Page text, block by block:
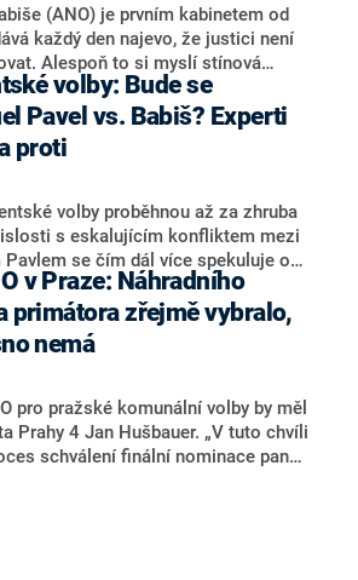
kohokoliv ze zmíněné trojice
Podle něj současná koalice dosud
by Pavlovi mohla konkurovat.
(ANO) je prvním kabinetem od
každý den najevo, že justici není
Alespoň to si myslí stínová
ODS Eva Decroix. V
Prima NEWS si nebrala servítky
výkonu svého nástupce Jeronýma
vládní zmocněnkyně pro lidská
(ANO). Označením „svoloč“ na
byla ještě hodná. Decroix se také
koalice Spolu či promluvila o
Martina Kuby.
Pavel vs. Babiš? Experti
proti
volby proběhnou až za zhruba
s eskalujícím konfliktem mezi
Pavlem se čím dál více spekuluje o
o Hrad mohla vyslat současná
komentátoři znovu vytahují
Babiše (ANO). Jak moc je
se v prezidentských volbách 2028
souboj z roku 2023?
v Praze: Náhradního
primátora zřejmě vybralo,
nemá
pro pražské komunální volby by měl
Prahy 4 Jan Hušbauer. „V tuto chvíli
schválení finální nominace pana
hnutí ANO,“ uvedl pro
pražského ANO Martin
se spekulovalo jako o